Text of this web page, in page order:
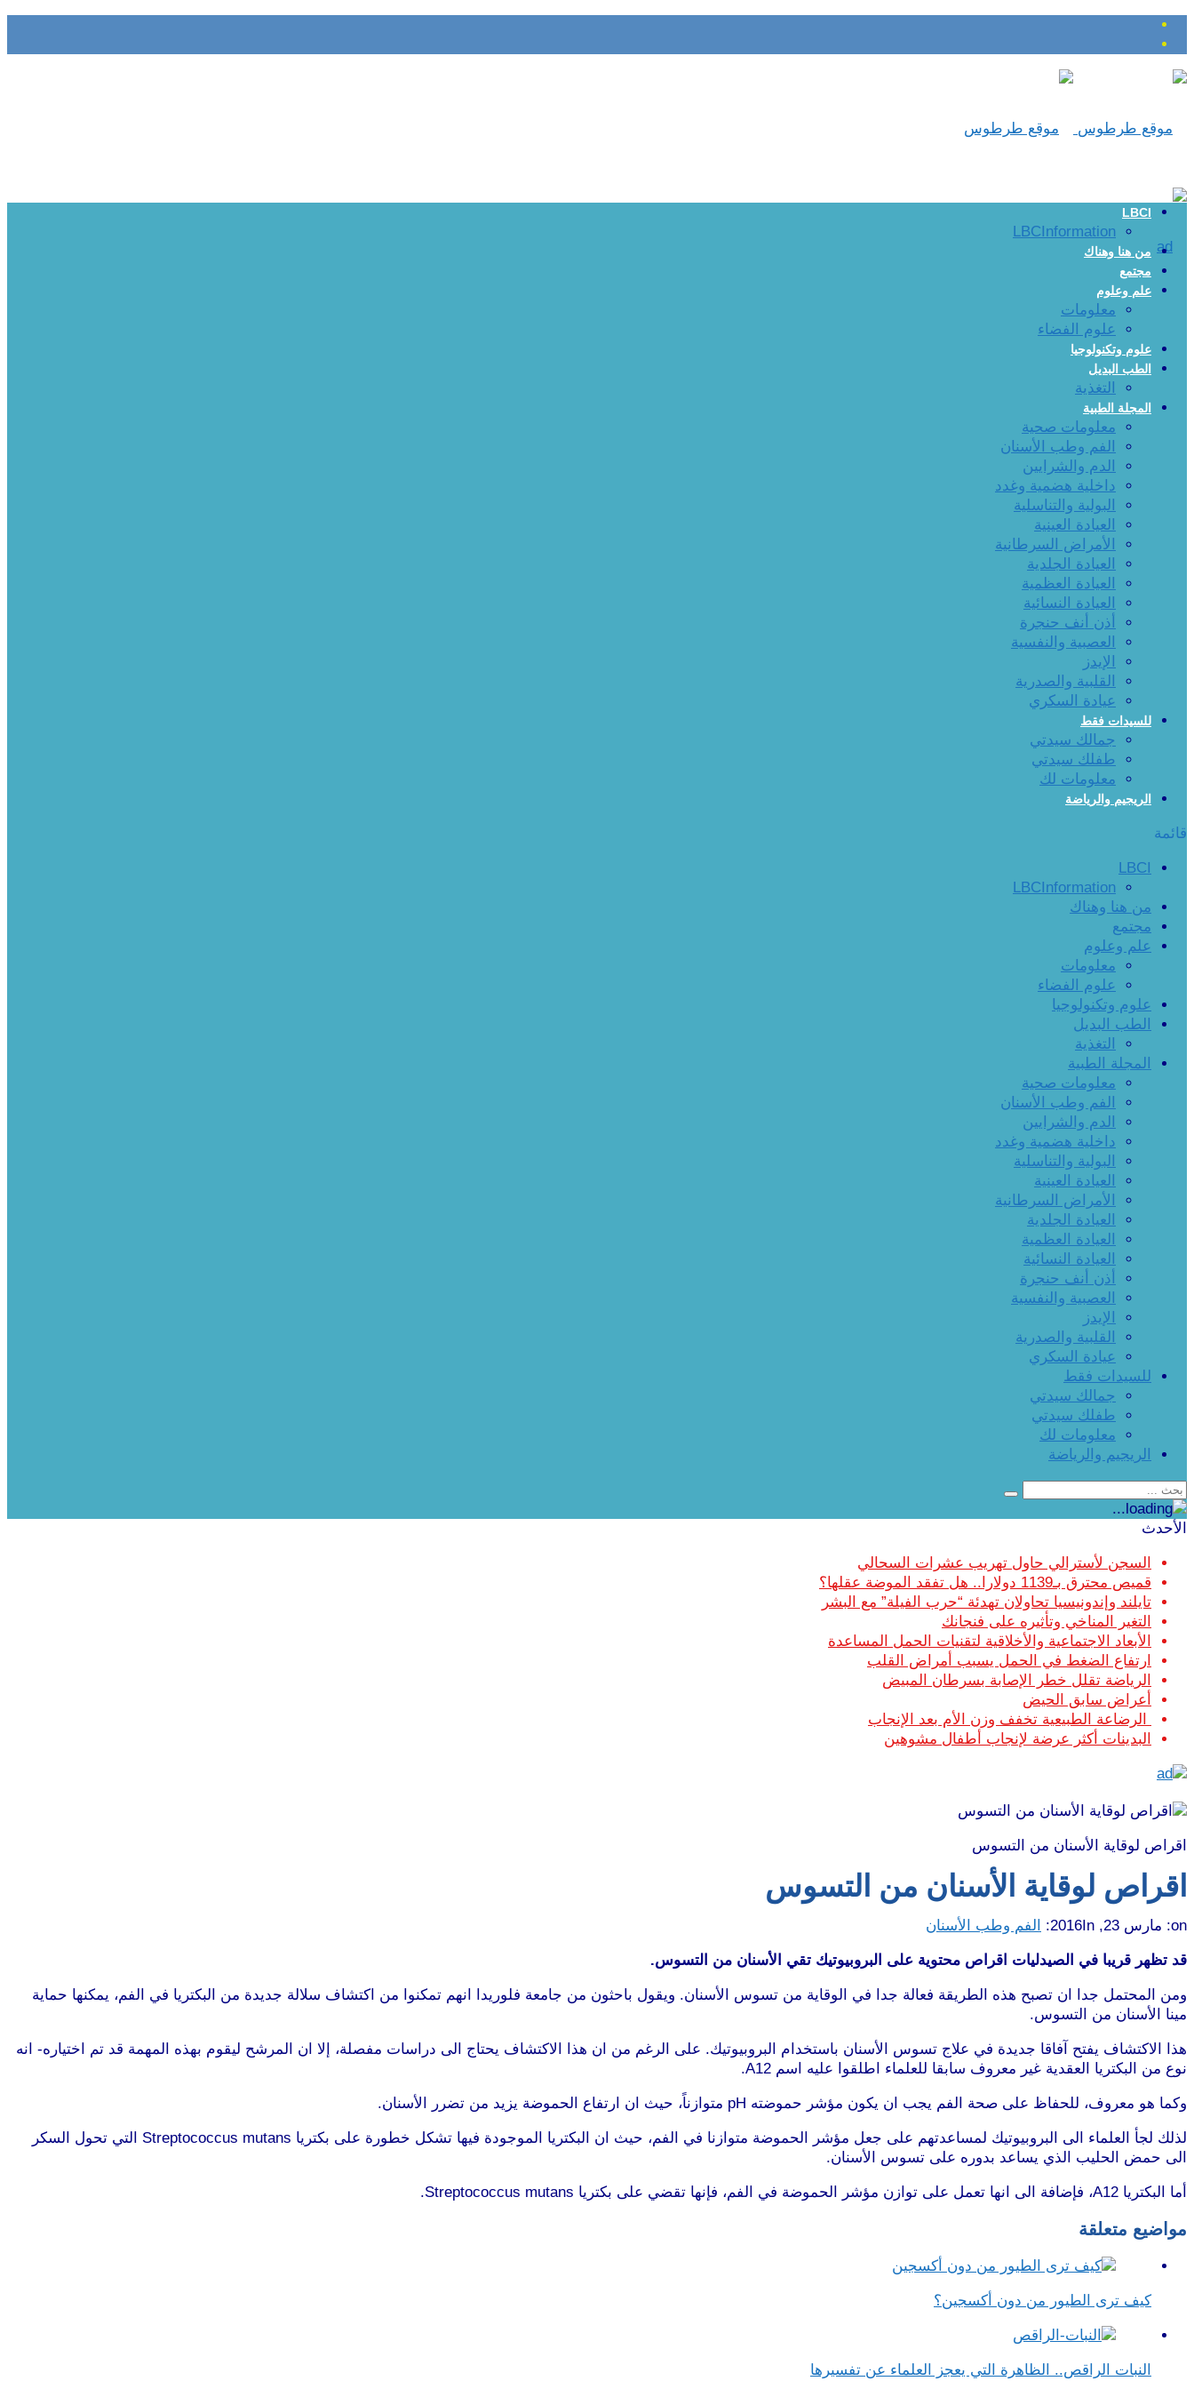
LBCI
LBCInformation
من هنا وهناك
مجتمع
علم وعلوم
معلومات
علوم الفضاء
علوم وتكنولوجيا
الطب البديل
التغذية
المجلة الطبية
معلومات صحية
الفم وطب الأسنان
الدم والشرايين
داخلية هضمية وغدد
البولية والتناسلية
العيادة العينية
الأمراض السرطانية
العيادة الجلدية
العيادة العظمية
العيادة النسائية
أذن أنف حنجرة
العصبية والنفسية
الإيدز
القلبية والصدرية
عيادة السكري
للسيدات فقط
جمالك سيدتي
طفلك سيدتي
معلومات لك
الريجيم والرياضة
قائمة
LBCI
LBCInformation
من هنا وهناك
مجتمع
علم وعلوم
معلومات
علوم الفضاء
علوم وتكنولوجيا
الطب البديل
التغذية
المجلة الطبية
معلومات صحية
الفم وطب الأسنان
الدم والشرايين
داخلية هضمية وغدد
البولية والتناسلية
العيادة العينية
الأمراض السرطانية
العيادة الجلدية
العيادة العظمية
العيادة النسائية
أذن أنف حنجرة
العصبية والنفسية
الإيدز
القلبية والصدرية
عيادة السكري
للسيدات فقط
جمالك سيدتي
طفلك سيدتي
معلومات لك
الريجيم والرياضة
الأحدث
السجن لأسترالي حاول تهريب عشرات السحالي
قميص محترق بـ1139 دولارا.. هل تفقد الموضة عقلها؟
تايلند وإندونيسيا تحاولان تهدئة “حرب الفيلة” مع البشر
التغير المناخي وتأثيره على فنجانك
الأبعاد الاجتماعية والأخلاقية لتقنيات الحمل المساعدة
ارتفاع الضغط في الحمل يسبب أمراض القلب
الرياضة تقلل خطر الإصابة بسرطان المبيض
أعراض سابق الحيض
الرضاعة الطبيعية تخفف وزن الأم بعد الإنجاب
البدينات أكثر عرضة لإنجاب أطفال مشوهين
اقراص لوقاية الأسنان من التسوس
اقراص لوقاية الأسنان من التسوس
on: مارس 23, 2016 In: الفم وطب الأسنان
قد تظهر قريبا في الصيدليات اقراص محتوية على البروبيوتيك تقي الأسنان من التسوس.
ومن المحتمل جدا ان تصبح هذه الطريقة فعالة جدا في الوقاية من تسوس الأسنان. ويقول باحثون من جامعة فلوريدا انهم تمكنوا من اكتشاف سلالة جديدة من البكتريا في الفم، يمكنها حماية
مينا الأسنان من التسوس.
هذا الاكتشاف يفتح آفاقا جديدة في علاج تسوس الأسنان باستخدام البروبيوتيك. على الرغم من ان هذا الاكتشاف يحتاج الى دراسات مفصلة، إلا ان المرشح ليقوم بهذه المهمة قد تم اختياره- انه
نوع من البكتريا العقدية غير معروف سابقا للعلماء اطلقوا عليه اسم A12.
وكما هو معروف، للحفاظ على صحة الفم يجب ان يكون مؤشر حموضته pH متوازناً، حيث ان ارتفاع الحموضة يزيد من تضرر الأسنان.
لذلك لجأ العلماء الى البروبيوتيك لمساعدتهم على جعل مؤشر الحموضة متوازنا في الفم، حيث ان البكتريا الموجودة فيها تشكل خطورة على بكتريا Streptococcus mutans التي تحول السكر
الى حمض الحليب الذي يساعد بدوره على تسوس الأسنان.
أما البكتريا A12، فإضافة الى انها تعمل على توازن مؤشر الحموضة في الفم، فإنها تقضي على بكتريا Streptococcus mutans.
مواضيع متعلقة
كيف ترى الطيور من دون أكسجين؟
النبات الراقص.. الظاهرة التي يعجز العلماء عن تفسيرها